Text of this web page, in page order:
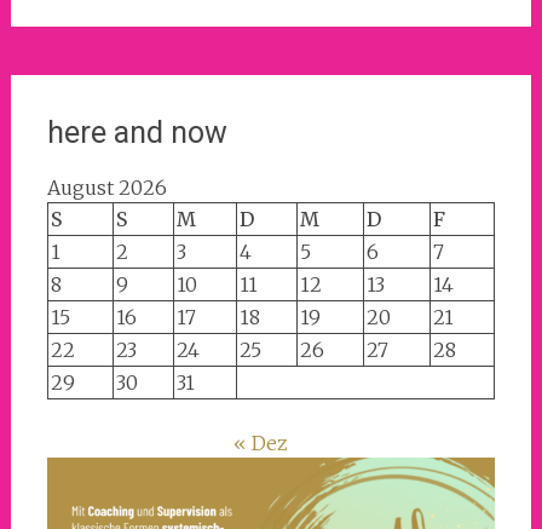
here and now
August 2026
S
S M D M D
F
1
2 3 4 5 6
7
8
9 10 11 12 13
14
15
16 17 18 19 20
21
22
23 24 25 26 27
28
29
30 31
« Dez